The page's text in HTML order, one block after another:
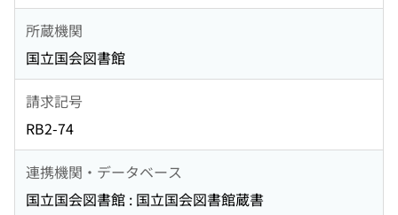
所蔵機関
国立国会図書館
請求記号
RB2-74
連携機関・データベース
国立国会図書館 : 国立国会図書館蔵書